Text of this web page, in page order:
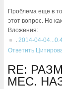
Проблема еще в
этот вопрос. Но
Вложения:
2014-04-
Ответить
RE:
МЕС.